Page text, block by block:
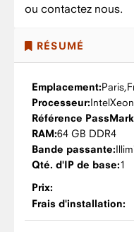
ou contactez nous.
RÉSUMÉ
Emplacement:Paris,
Processeur:Intel
Référence
RAM:64 GB DDR4
Bande passante:
Qté. d'IP de base:1
Prix:
Frais d'installation: